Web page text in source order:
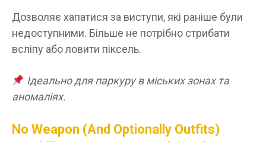
Дозволяє хапатися за виступи, які раніше були
недоступними. Більше не потрібно стрибати
всліпу або ловити піксель.
Ідеально для паркуру в міських зонах та
аномаліях.
No Weapon (And Optionally Outfits)